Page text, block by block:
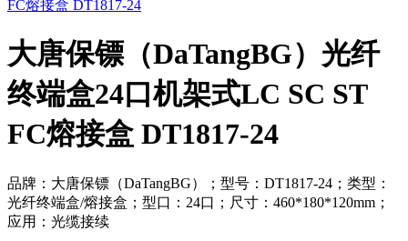
大唐保镖（DaTangBG）光纤
终端盒24口机架式LC SC ST
FC熔接盒 DT1817-24
品牌：大唐保镖（DaTangBG）；型号：DT1817-24；类型：
光纤终端盒/熔接盒；型口：24口；尺寸：460*180*120mm；
应用：光缆接续